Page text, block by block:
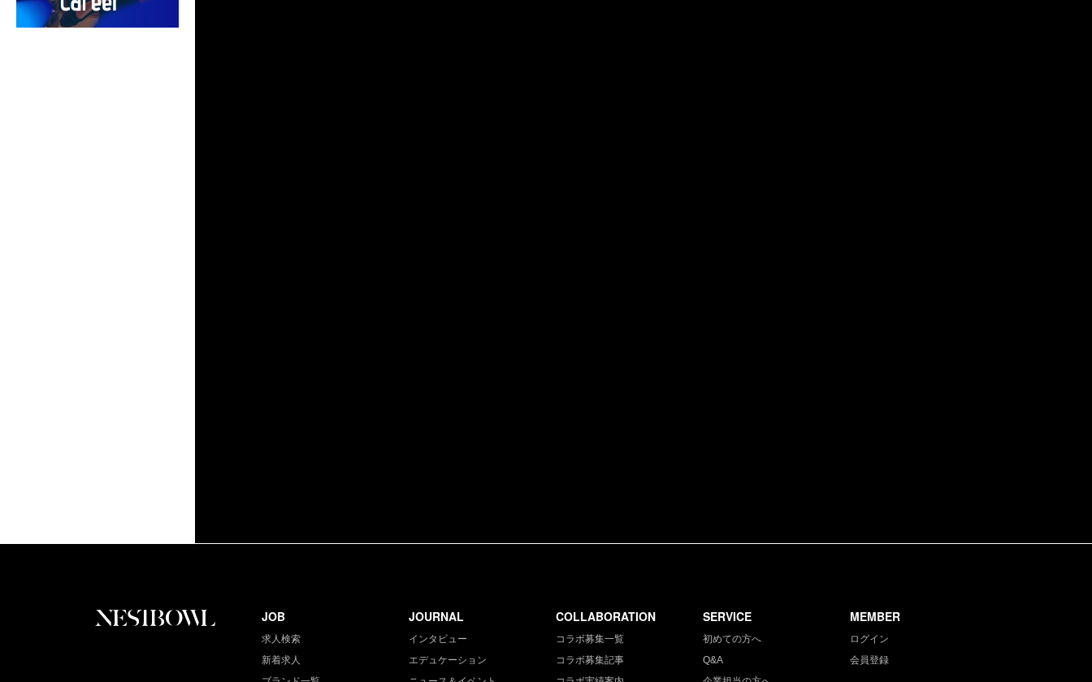
JOB
求人検索
新着求人
JOURNAL
インタビュー
エデュケーション
COLLABORATION
コラボ募集一覧
コラボ募集記事
SERVICE
初めての方へ
Q&A
MEMBER
ログイン
会員登録